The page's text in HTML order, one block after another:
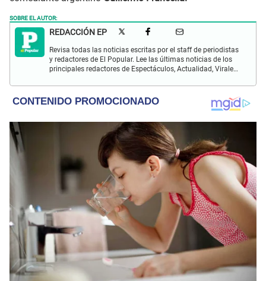
SOBRE EL AUTOR:
REDACCIÓN EP
Revisa todas las noticias escritas por el staff de periodistas
y redactores de El Popular. Lee las últimas noticias de los
principales redactores de Espectáculos, Actualidad, Virales,